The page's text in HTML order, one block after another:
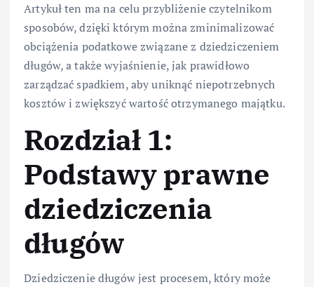
Artykuł ten ma na celu przybliżenie czytelnikom
sposobów, dzięki którym można zminimalizować
obciążenia podatkowe związane z dziedziczeniem
długów, a także wyjaśnienie, jak prawidłowo
zarządzać spadkiem, aby uniknąć niepotrzebnych
kosztów i zwiększyć wartość otrzymanego majątku.
Rozdział 1:
Podstawy prawne
dziedziczenia
długów
Dziedziczenie długów jest procesem, który może